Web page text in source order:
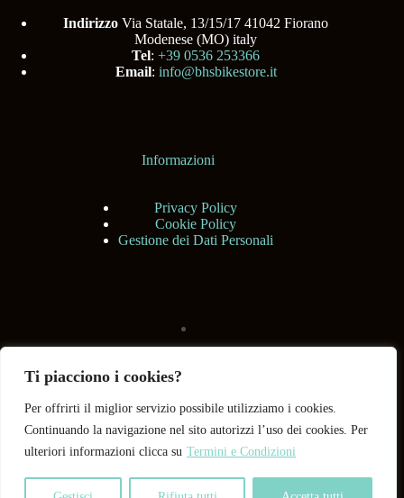
Ti piacciono i cookies?
Per offrirti il miglior servizio possibile utilizziamo i cookies.
Continuando la navigazione nel sito autorizzi l’uso dei cookies. Per
ulteriori informazioni clicca su Termini e Condizioni
Indirizzo Via Statale, 13/15/17 41042 Fiorano
Modenese (MO) italy
Tel:+39 0536 253366
Email: info@bhsbikestore.it
Informazioni
Privacy Policy
Cookie Policy
Gestione dei Dati Personali